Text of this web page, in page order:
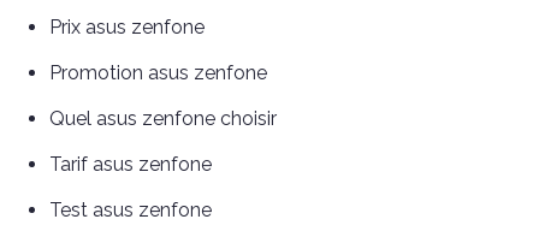
Prix asus zenfone
Promotion asus zenfone
Quel asus zenfone choisir
Tarif asus zenfone
Test asus zenfone